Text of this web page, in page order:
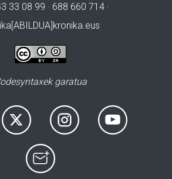
33 08 99 · 688 660 714 ·
garatua